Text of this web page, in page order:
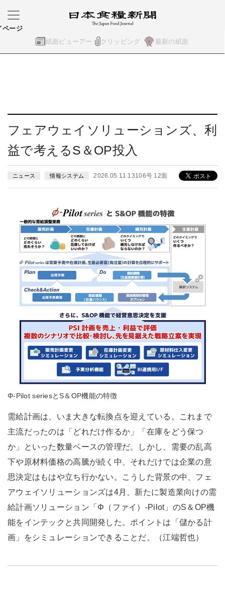
紙面ビューアー クリッピング 最新の紙面
ページ
フェアウェイソリューションズ、利
益で考えるS＆OP投入
ニュース 情報システム 2026.05.11 13106号 12面
Φ-Pilot seriesとS＆OP機能の特徴
需給計画は、いま大きな転換点を迎えている。これまで
主流だったのは「どれだけ作るか」「在庫をどう保つ
か」といった数量ベースの管理だ。しかし、需要の乱高
下や原材料価格の高騰が続く中、それだけでは企業の意
思決定はもはや立ち行かない。こうした背景の中、フェ
アウェイソリューションズは4月、新たに製造業向けの需
給計画ソリューション「Φ（ファイ）-Pilot」のS＆OP機
能をインテックと共同開発した。ポイントは「儲かる計
画」をシミュレーションできることだ。（江端哲也）